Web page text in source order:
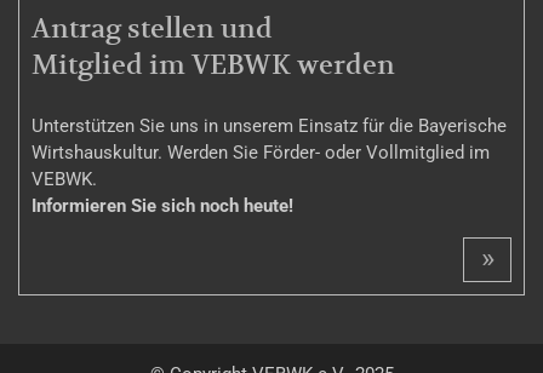
MITGLIEDSCHAFT
Antrag stellen und
Mitglied im VEBWK werden
Unterstützen Sie uns in unserem Einsatz für die Bayerische
Wirtshauskultur. Werden Sie Förder- oder Vollmitglied im
VEBWK.
Informieren Sie sich noch heute!
»